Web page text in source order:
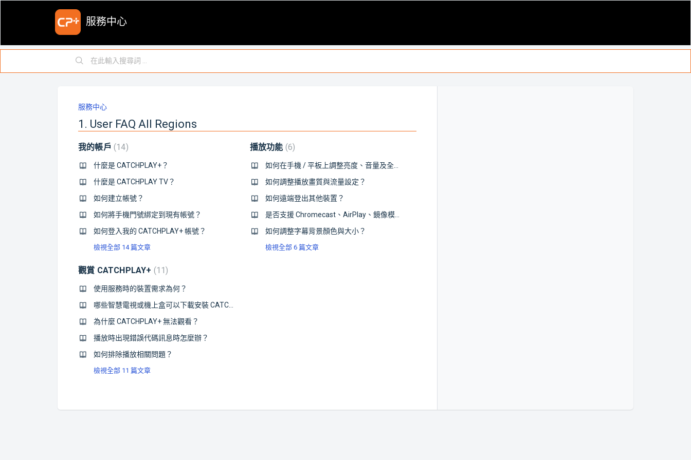
服務中心
服務中心
1. User FAQ All Regions
我的帳戶 14
什麼是 CATCHPLAY+？
什麼是 CATCHPLAY TV？
如何建立帳號？
如何將手機門號綁定到現有帳號？
如何登入我的 CATCHPLAY+ 帳號？
檢視全部 14 篇文章
播放功能 6
如何在手機 / 平板上調整亮度、音量及全螢幕播放影片？
如何調整播放畫質與流量設定？
如何遠端登出其他裝置？
是否支援 Chromecast、AirPlay、鏡像模式或 HDMI 線輸出等播放方式呢？
如何調整字幕背景顏色與大小？
檢視全部 6 篇文章
觀賞 CATCHPLAY+ 11
使用服務時的裝置需求為何？
為什麼 CATCHPLAY+ 無法觀看？
播放時出現錯誤代碼訊息時怎麼辦？
如何排除播放相關問題？
檢視全部 11 篇文章